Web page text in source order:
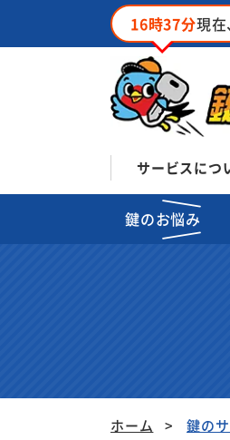
16時37分現
サービスにつ
鍵のお悩み
ホーム 鍵の